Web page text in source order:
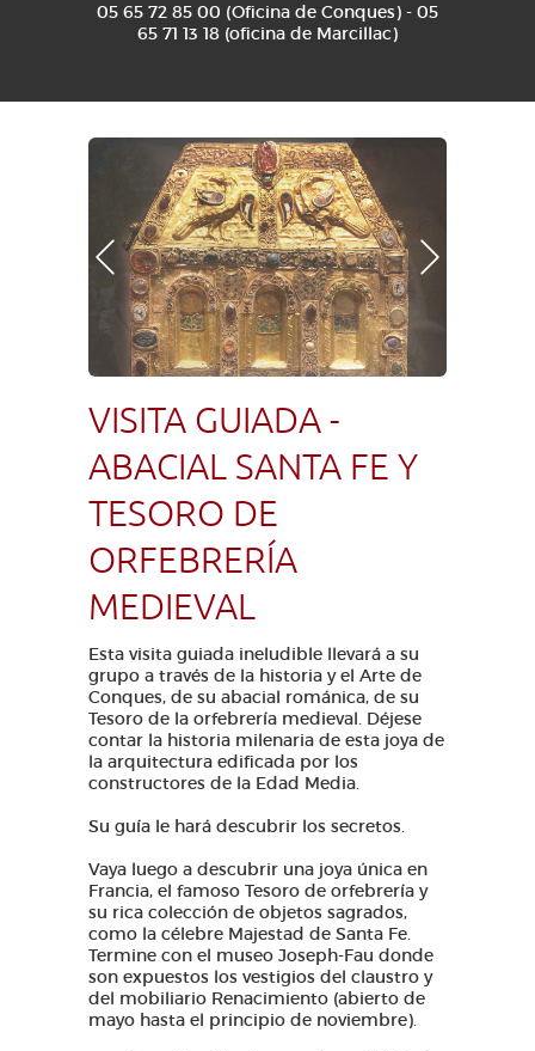
05 65 72 85 00 (Oficina de Conques) - 05
65 71 13 18 (oficina de Marcillac)
VISITA GUIADA -
ABACIAL SANTA FE Y
TESORO DE
ORFEBRERÍA
MEDIEVAL
Esta visita guiada ineludible llevará a su
grupo a través de la historia y el Arte de
Conques, de su abacial románica, de su
Tesoro de la orfebrería medieval. Déjese
contar la historia milenaria de esta joya de
la arquitectura edificada por los
constructores de la Edad Media.
Su guía le hará descubrir los secretos.
Vaya luego a descubrir una joya única en
Francia, el famoso Tesoro de orfebrería y
su rica colección de objetos sagrados,
como la célebre Majestad de Santa Fe.
Termine con el museo Joseph-Fau donde
son expuestos los vestigios del claustro y
del mobiliario Renacimiento (abierto de
mayo hasta el principio de noviembre).